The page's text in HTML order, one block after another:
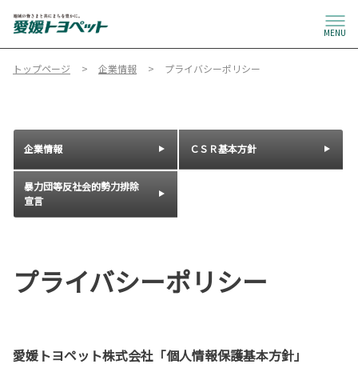
MENU
トップページ 企業情報 プライバシーポリシー
企業情報 ＣＳＲ基本方針
暴力団等反社会的勢力排除
宣言
プライバシーポリシー
愛媛トヨペット株式会社「個人情報保護基本方針」